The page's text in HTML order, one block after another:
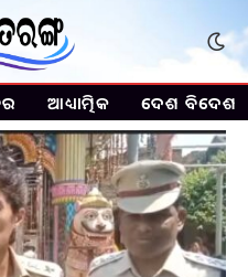
ଆଧ୍ୟାତ୍ମିକ ଦେଶ ବିଦେଶ